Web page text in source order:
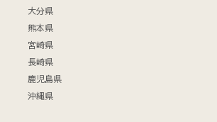
大分県
熊本県
宮崎県
長崎県
鹿児島県
沖縄県